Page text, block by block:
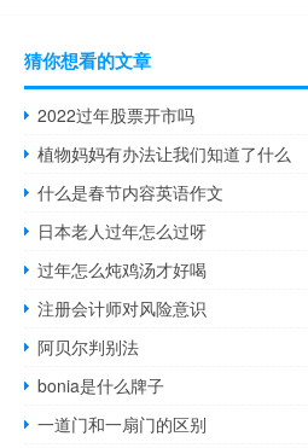
猜你想看的文章
2022过年股票开市吗
植物妈妈有办法让我们知道了什么
什么是春节内容英语作文
日本老人过年怎么过呀
过年怎么炖鸡汤才好喝
注册会计师对风险意识
阿贝尔判别法
bonia是什么牌子
一道门和一扇门的区别